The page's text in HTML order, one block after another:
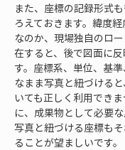
また、座標の記録形式
ろえておきます。緯度
なのか、現場独自のロ
在すると、後で図面に
す。座標系、単位、基
なまま写真と紐づける
いても正しく利用でき
に、成果物として必要な
写真と紐づける座標も
ることが望ましいです。